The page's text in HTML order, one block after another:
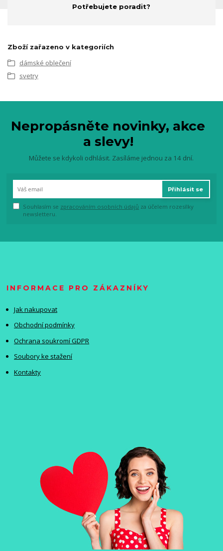
Potřebujete poradit?
Zboží zařazeno v kategoriích
dámské oblečení
svetry
Nepropásněte novinky, akce
a slevy!
Můžete se kdykoli odhlásit. Zasíláme jednou za 14 dní.
Přihlásit se
Souhlasím se zpracováním osobních údajů za účelem rozesílky
newsletteru.
INFORMACE PRO ZÁKAZNÍKY
Jak nakupovat
Obchodní podmínky
Ochrana soukromí GDPR
Soubory ke stažení
Kontakty